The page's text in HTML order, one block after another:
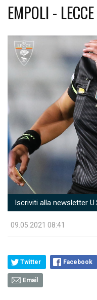
EMPOLI -
Iscriviti alla newsletter
09.05.2021 08:41
Twitter Facebook
Email